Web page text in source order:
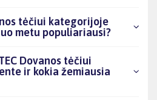
tėčiui kategorijoje
metu populiariausi?
Dovanos tėčiui
ir kokia žemiausia